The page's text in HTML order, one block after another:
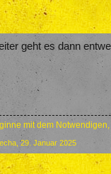
geht es dann
mit dem
29. Januar 2025